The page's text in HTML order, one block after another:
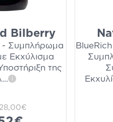
Bilberry
- Συμπλήρωμα
Εκχύλισμα
της
... i